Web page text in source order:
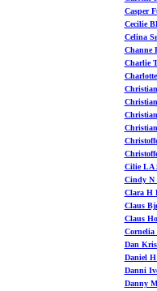
Casper
Cecilie
Celina
Channe
Charlie
Cilie LA
Cindy N
Clara H
Claus
Claus
Cornelia
Dan
Daniel H
Danni
Danny